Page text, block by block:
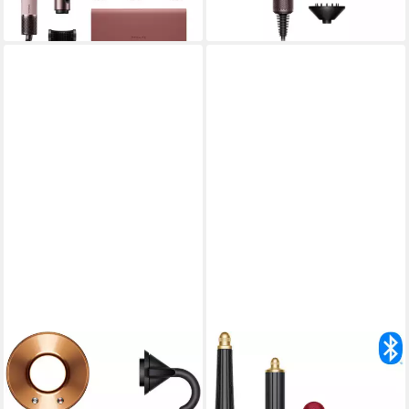
Temperaturanpassung
lieferbar - in 3-5 Werktagen bei dir
DYSON
Haartrockner Dyson
Supersonic™ Strait+Wavy
DYSON
Multihaarstyler und -trockner
Dyson Airwrap i.d.™